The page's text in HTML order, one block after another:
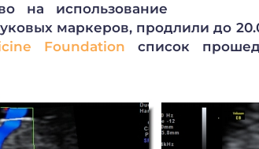
на использование
маркеров, продлили до
Foundation список